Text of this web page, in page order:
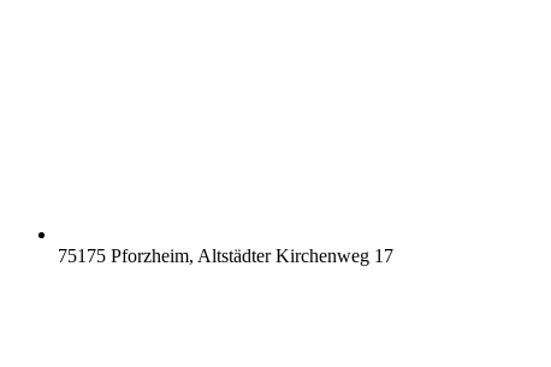
75175 Pforzheim, Altstädter Kirchenweg 17